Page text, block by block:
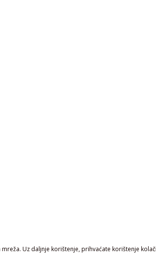
Uz daljnje korištenje, prihvaćate korištenje